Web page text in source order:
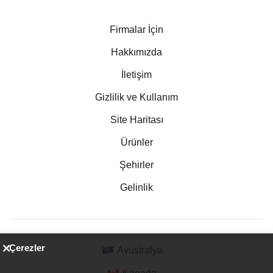
Firmalar İçin
Hakkımızda
İletişim
Gizlilik ve Kullanım
Site Haritası
Ürünler
Şehirler
Gelinlik
Çerezler